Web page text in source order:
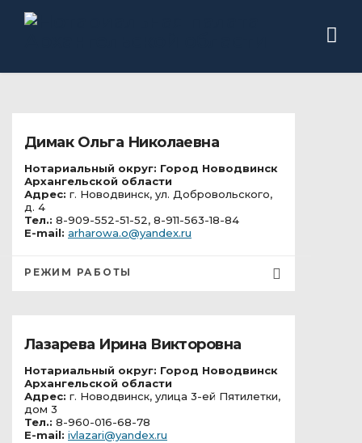
Димак Ольга Николаевна
Нотариальный округ: Город Новодвинск
Архангельской области
Адрес: г. Новодвинск, ул. Добровольского,
д. 4
Тел.: 8-909-552-51-52, 8-911-563-18-84
E-mail: arharowa.o@yandex.ru
РЕЖИМ РАБОТЫ
Лазарева Ирина Викторовна
Нотариальный округ: Город Новодвинск
Архангельской области
Адрес: г. Новодвинск, улица 3-ей Пятилетки,
дом 3
Тел.: 8-960-016-68-78
E-mail: ivlazari@yandex.ru